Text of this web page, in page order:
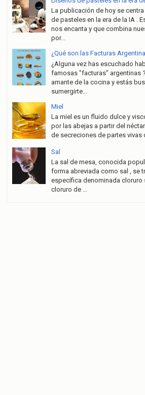
La publicación de hoy se
de pasteles en la era de la IA .
nos encanta y que combina
por...
¿Qué son las Facturas
¿Alguna vez has escuchado
famosas "facturas" argentinas
amante de la cocina y estás
sumergirte...
Miel
La miel es un fluido dulce y
por las abejas a partir del
de secreciones de partes vivas
Sal
La sal de mesa, conocida
forma abreviada como sal , se
específica denominada cloruro
cloruro de ...